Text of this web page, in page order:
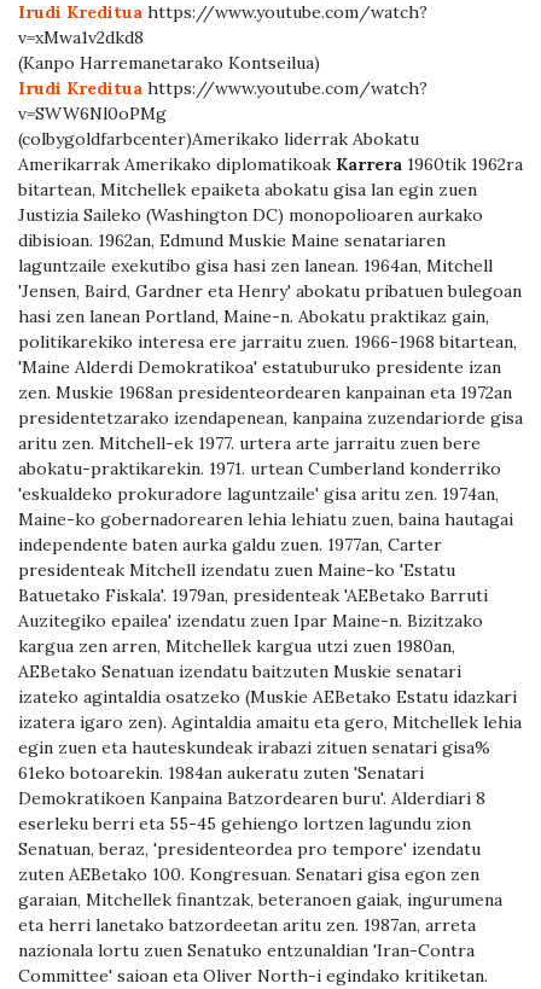
Irudi Kreditua https://www.youtube.com/watch?
v=xMwa1v2dkd8
(Kanpo Harremanetarako Kontseilua)
Irudi Kreditua https://www.youtube.com/watch?
v=SWW6Nl0oPMg
(colbygoldfarbcenter)Amerikako liderrak Abokatu
Amerikarrak Amerikako diplomatikoak Karrera 1960tik 1962ra
bitartean, Mitchellek epaiketa abokatu gisa lan egin zuen
Justizia Saileko (Washington DC) monopolioaren aurkako
dibisioan. 1962an, Edmund Muskie Maine senatariaren
laguntzaile exekutibo gisa hasi zen lanean. 1964an, Mitchell
'Jensen, Baird, Gardner eta Henry' abokatu pribatuen bulegoan
hasi zen lanean Portland, Maine-n. Abokatu praktikaz gain,
politikarekiko interesa ere jarraitu zuen. 1966-1968 bitartean,
'Maine Alderdi Demokratikoa' estatuburuko presidente izan
zen. Muskie 1968an presidenteordearen kanpainan eta 1972an
presidentetzarako izendapenean, kanpaina zuzendariorde gisa
aritu zen. Mitchell-ek 1977. urtera arte jarraitu zuen bere
abokatu-praktikarekin. 1971. urtean Cumberland konderriko
'eskualdeko prokuradore laguntzaile' gisa aritu zen. 1974an,
Maine-ko gobernadorearen lehia lehiatu zuen, baina hautagai
independente baten aurka galdu zuen. 1977an, Carter
presidenteak Mitchell izendatu zuen Maine-ko 'Estatu
Batuetako Fiskala'. 1979an, presidenteak 'AEBetako Barruti
Auzitegiko epailea' izendatu zuen Ipar Maine-n. Bizitzako
kargua zen arren, Mitchellek kargua utzi zuen 1980an,
AEBetako Senatuan izendatu baitzuten Muskie senatari
izateko agintaldia osatzeko (Muskie AEBetako Estatu idazkari
izatera igaro zen). Agintaldia amaitu eta gero, Mitchellek lehia
egin zuen eta hauteskundeak irabazi zituen senatari gisa%
61eko botoarekin. 1984an aukeratu zuten 'Senatari
Demokratikoen Kanpaina Batzordearen buru'. Alderdiari 8
eserleku berri eta 55-45 gehiengo lortzen lagundu zion
Senatuan, beraz, 'presidenteordea pro tempore' izendatu
zuten AEBetako 100. Kongresuan. Senatari gisa egon zen
garaian, Mitchellek finantzak, beteranoen gaiak, ingurumena
eta herri lanetako batzordeetan aritu zen. 1987an, arreta
nazionala lortu zuen Senatuko entzunaldian 'Iran-Contra
Committee' saioan eta Oliver North-i egindako kritiketan.